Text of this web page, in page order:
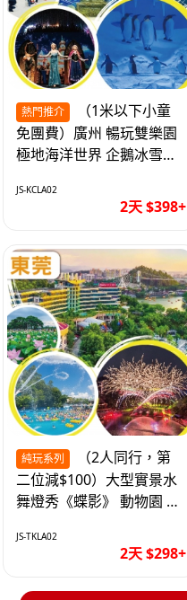
熱門推介
免團費）廣州 暢玩雙樂園
極地海洋世界 企鵝冰雪世
JS-KCLA02
2天 $398+
純玩系列
二位減$100）大型實景水
舞燈秀《蝶影》 動物園 水
純玩2天
JS-TKLA02
2天 $298+